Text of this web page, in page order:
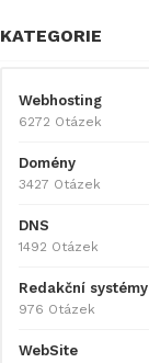
KATEGORIE
Webhosting
6272 Otázek
Domény
3427 Otázek
DNS
1492 Otázek
Redakční systémy
976 Otázek
WebSite